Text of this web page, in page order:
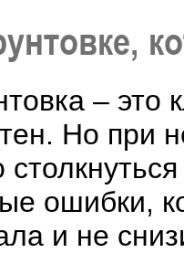
– это
Но при
ошибки,
и не